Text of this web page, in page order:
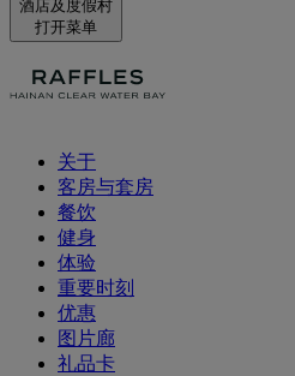
酒店及度假村
打开菜单
关于
客房与套房
餐饮
健身
体验
重要时刻
优惠
图片廊
礼品卡